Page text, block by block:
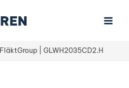
FläktGroup | GLWH2035CD2.H